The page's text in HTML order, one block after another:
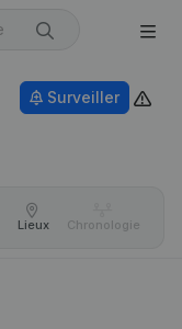
Surveiller
Lieux Chronologie